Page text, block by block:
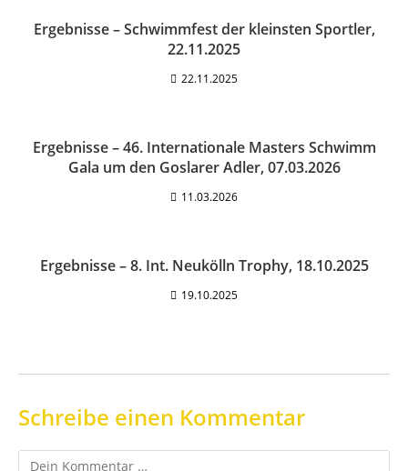
Ergebnisse – Schwimmfest der kleinsten Sportler,
22.11.2025
22.11.2025
Ergebnisse – 46. Internationale Masters Schwimm
Gala um den Goslarer Adler, 07.03.2026
11.03.2026
Ergebnisse – 8. Int. Neukölln Trophy, 18.10.2025
19.10.2025
Schreibe einen Kommentar
Kommentar